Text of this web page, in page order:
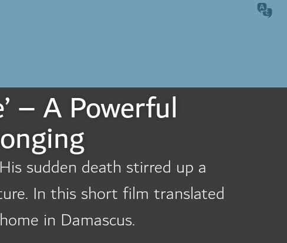
– A Powerful
sudden death stirred up a
In this short film translated
in Damascus.